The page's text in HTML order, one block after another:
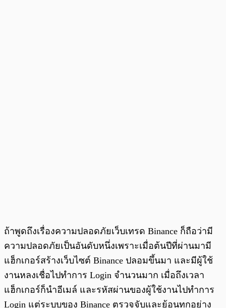
ถ้าพูดถึงเรื่องความปลอดภัยเว็บเทรด Binance ก็ถือว่ามี
ความปลอดภัยเป็นอันดับหนึ่งเพราะเมื่อต้นปีที่ผ่านมามี
แฮ็กเกอร์สร้างเว็บไซต์ Binance ปลอมขึ้นมา และมีผู้ใช้
งานหลงเชื่อไปทำการ Login จำนวนมาก เมื่อถึงเวลา
แฮ็กเกอร์ก็นำอีเมล์ และรหัสผ่านของผู้ใช้งานไปทำการ
Login แต่ระบบของ Binance ตรวจจับและย้อนทุกอย่าง